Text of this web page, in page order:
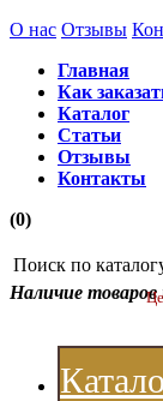
О нас Отзывы
Главная
Как
Каталог
Статьи
Отзывы
Контакты
(0)
Поиск по
Наличие товаров